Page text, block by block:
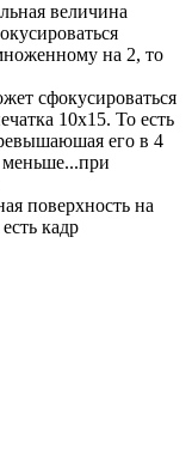
величина
на 2, то
сфокусироваться
10х15. То есть
его в 4
меньше...при
поверхность на
кадр